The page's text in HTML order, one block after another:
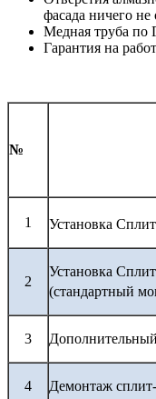
фасада ничего не
Медная труба
Гарантия на
№
1 Установка
2
Установка
(стандартный
3
4 Демонтаж